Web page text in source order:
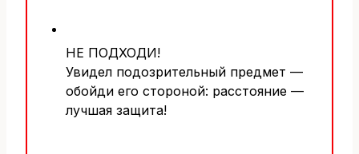
НЕ ПОДХОДИ!
Увидел подозрительный предмет —
обойди его стороной: расстояние —
лучшая защита!